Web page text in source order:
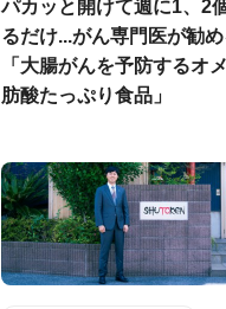
パカッと開けて週に1、2
るだけ...がん専門医が勧
「大腸がんを予防するオ
肪酸たっぷり食品」